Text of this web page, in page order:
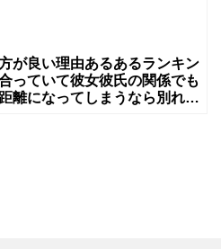
が良い理由あるあるランキン
っていて彼女彼氏の関係でも
離になってしまうなら別れた